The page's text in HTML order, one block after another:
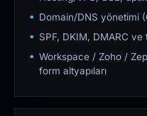
Domain/DNS yönetimi
SPF, DKIM, DMARC
Workspace / Zoho /
form altyapıları